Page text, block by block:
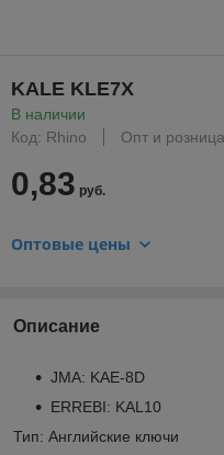
KALE KLE7X
В наличии
Код: Rhino
Опт и розница
0,83 руб.
Оптовые цены
Описание
JMA: KAE-8D
ERREBI: KAL10
Тип: Английские ключи